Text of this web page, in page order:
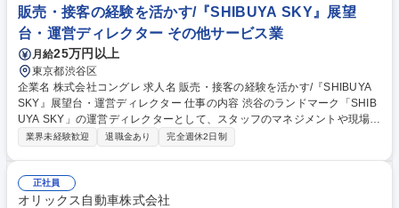
販売・接客の経験を活かす/『SHIBUYA SKY』展望
台・運営ディレクター その他サービス業
月給25万円以上
東京都渋谷区
企業名 株式会社コングレ 求人名 販売・接客の経験を活かす/『SHIBUYA
SKY』展望台・運営ディレクター 仕事の内容 渋谷のランドマーク「SHIB
UYA SKY」の運営ディレクターとして、スタッフのマネジメントや現場の
オペレーション管理をお任せします。接客経験を活かし、チームを動かす
ロー ■シフト作成・勤怠管理、アルバイトや契約社員の育成 ■展望台の状
況確認、天候不良時のイレギュラー対応 ■日報や各種データ作成、接客マ
業界未経験歓迎 退職金あり 完全週休2日制
正社員
オリックス自動車株式会社